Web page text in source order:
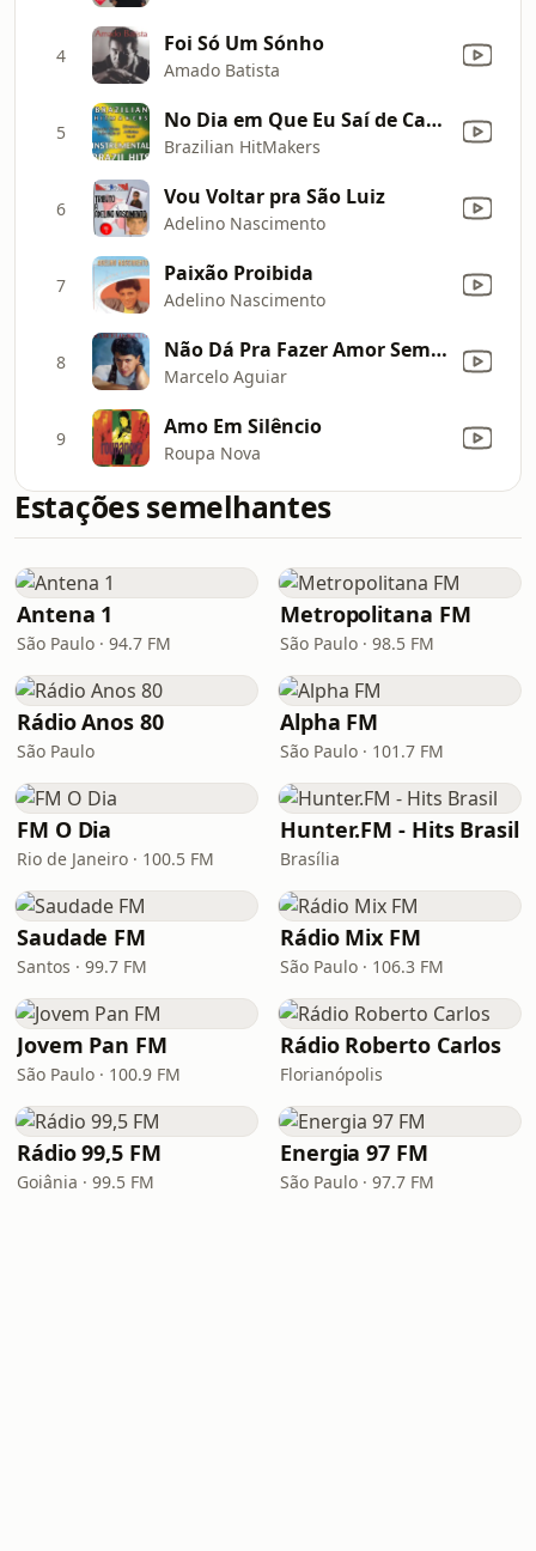
4 Foi Só Um Sónho
Amado Batista
5 No Dia em Que Eu Saí de Casa (Style Zezé Di Camargo e Luciano) [Karaoke Version]
Brazilian HitMakers
6 Vou Voltar pra São Luiz
Adelino Nascimento
7 Paixão Proibida
Adelino Nascimento
8 Não Dá Pra Fazer Amor Sem Ter Você
Marcelo Aguiar
9 Amo Em Silêncio
Roupa Nova
Estações semelhantes
Antena 1
São Paulo · 94.7 FM
Metropolitana FM
São Paulo · 98.5 FM
Rádio Anos 80
São Paulo
Alpha FM
São Paulo · 101.7 FM
FM O Dia
Rio de Janeiro · 100.5 FM
Hunter.FM - Hits Brasil
Brasília
Saudade FM
Santos · 99.7 FM
Rádio Mix FM
São Paulo · 106.3 FM
Jovem Pan FM
São Paulo · 100.9 FM
Rádio Roberto Carlos
Florianópolis
Rádio 99,5 FM
Goiânia · 99.5 FM
Energia 97 FM
São Paulo · 97.7 FM